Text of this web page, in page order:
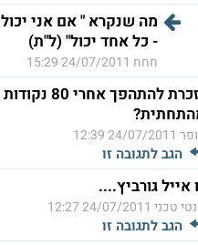
מה שנקרא " אם אני יכול
- כל אחד יכול" (ל"ת)
חחח 24/07/2011 15:29
נזכרת להתהפך אחרי 80 נקודות
24/07/2011 12:39
הגב לתגובה זו
אייל גורביץ....
טכני 24/07/2011 12:27
הגב לתגובה זו